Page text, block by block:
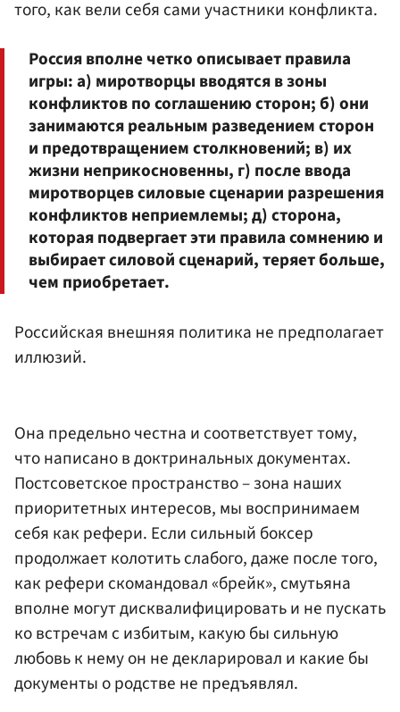
того, как вели себя сами участники конфликта.
Россия вполне четко описывает правила
игры: а) миротворцы вводятся в зоны
конфликтов по соглашению сторон; б) они
занимаются реальным разведением сторон
и предотвращением столкновений; в) их
жизни неприкосновенны, г) после ввода
миротворцев силовые сценарии разрешения
конфликтов неприемлемы; д) сторона,
которая подвергает эти правила сомнению и
выбирает силовой сценарий, теряет больше,
чем приобретает.
Российская внешняя политика не предполагает
иллюзий.
Она предельно честна и соответствует тому,
что написано в доктринальных документах.
Постсоветское пространство – зона наших
приоритетных интересов, мы воспринимаем
себя как рефери. Если сильный боксер
продолжает колотить слабого, даже после того,
как рефери скомандовал «брейк», смутьяна
вполне могут дисквалифицировать и не пускать
ко встречам с избитым, какую бы сильную
любовь к нему он не декларировал и какие бы
документы о родстве не предъявлял.